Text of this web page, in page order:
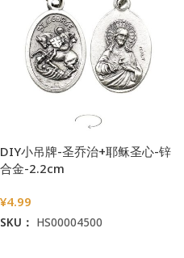
DIY小吊牌-圣乔治+耶稣圣心-锌
合金-2.2cm
¥4.99
SKU： HS00004500